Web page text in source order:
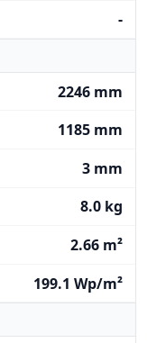
-
2246 mm
1185 mm
3 mm
8.0 kg
2.66 m²
199.1 Wp/m²